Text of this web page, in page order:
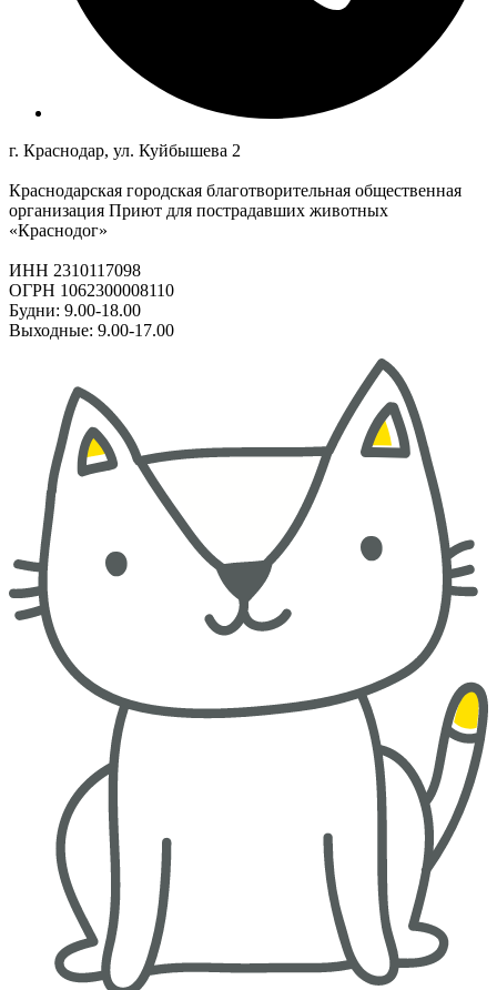
г. Краснодар, ул. Куйбышева 2
Краснодарская городская благотворительная общественная
организация Приют для пострадавших животных
«Краснодог»
ИНН 2310117098
ОГРН 1062300008110
Будни: 9.00-18.00
Выходные: 9.00-17.00